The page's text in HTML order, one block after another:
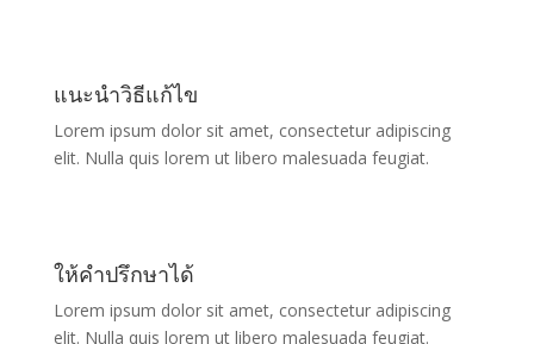
แนะนำวิธีแก้ไข
Lorem ipsum dolor sit amet, consectetur adipiscing
elit. Nulla quis lorem ut libero malesuada feugiat.
ให้คำปรึกษาได้
Lorem ipsum dolor sit amet, consectetur adipiscing
elit. Nulla quis lorem ut libero malesuada feugiat.